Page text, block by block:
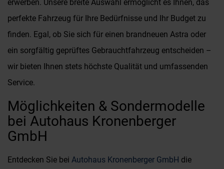
erwerben. Unsere breite Auswahl ermöglicht es Ihnen, das
perfekte Fahrzeug für Ihre Bedürfnisse und Ihr Budget zu
finden. Egal, ob Sie sich für einen brandneuen Astra oder
ein sorgfältig geprüftes Gebrauchtfahrzeug entscheiden –
wir bieten Ihnen stets höchste Qualität und umfassenden
Service.
Möglichkeiten & Sondermodelle
bei Autohaus Kronenberger
GmbH
Entdecken Sie bei Autohaus Kronenberger GmbH die